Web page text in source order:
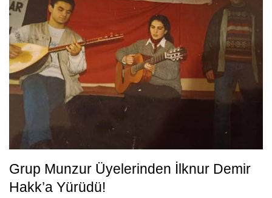
Grup Munzur Üyelerinden İlknur Demir
Hakk’a Yürüdü!